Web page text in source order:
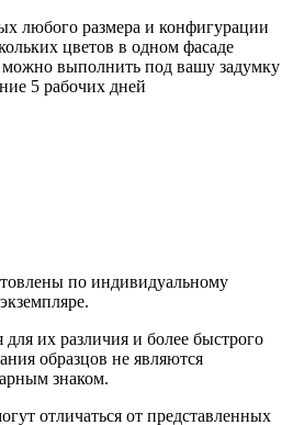
любого размера и конфигурации
цветов в одном фасаде
можно выполнить под вашу задумку
5 рабочих дней
по индивидуальному
их различия и более быстрого
образцов не являются
знаком.
отличаться от представленных